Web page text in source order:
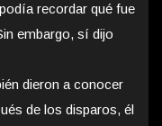
recordar qué fue
embargo, sí dijo
dieron a conocer
de los disparos, él